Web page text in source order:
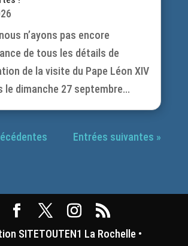
n’ayons pas encore
de tous les détails de
de la visite du Pape Léon XIV
le dimanche 27 septembre...
Entrées suivantes »
SITETOUTEN1 La Rochelle •